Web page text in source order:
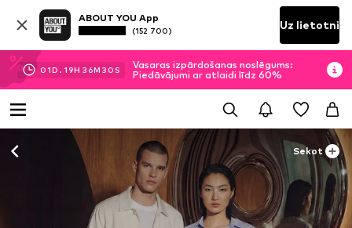
ABOUT YOU App
(152 700) Uz lietotni
01D. 19H 36M 29 S
Vasaras izpārdošanas noslēgums:
Piedāvājumi ar atlaidi līdz 60%
Sekot